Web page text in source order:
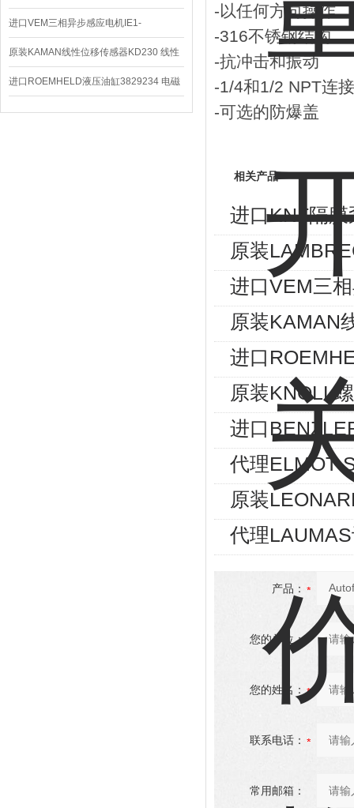
00.14575.20气象仪
进口VEM三相异步感应电机IE1-
K21R80G4马达
原装KAMAN线性位移传感器KD230 线性
编码器
进口ROEMHELD液压油缸3829234 电磁
阀定位器
-以任何方向操作
-316不锈钢结构
-抗冲击和振动
-1/4和1/2 NPT连接
-可选的防爆盖
相关产品
进口KNF隔
原装
进口VEM三
原装KAMAN
进口
原装KNOLL
进口
代理ELMOT-
原装
代理
产品：
您的单位：
您的姓名：
联系电话：
常用邮箱：